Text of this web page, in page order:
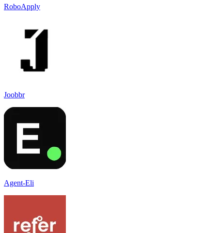
RoboApply
Joobbr
Agent-Eli